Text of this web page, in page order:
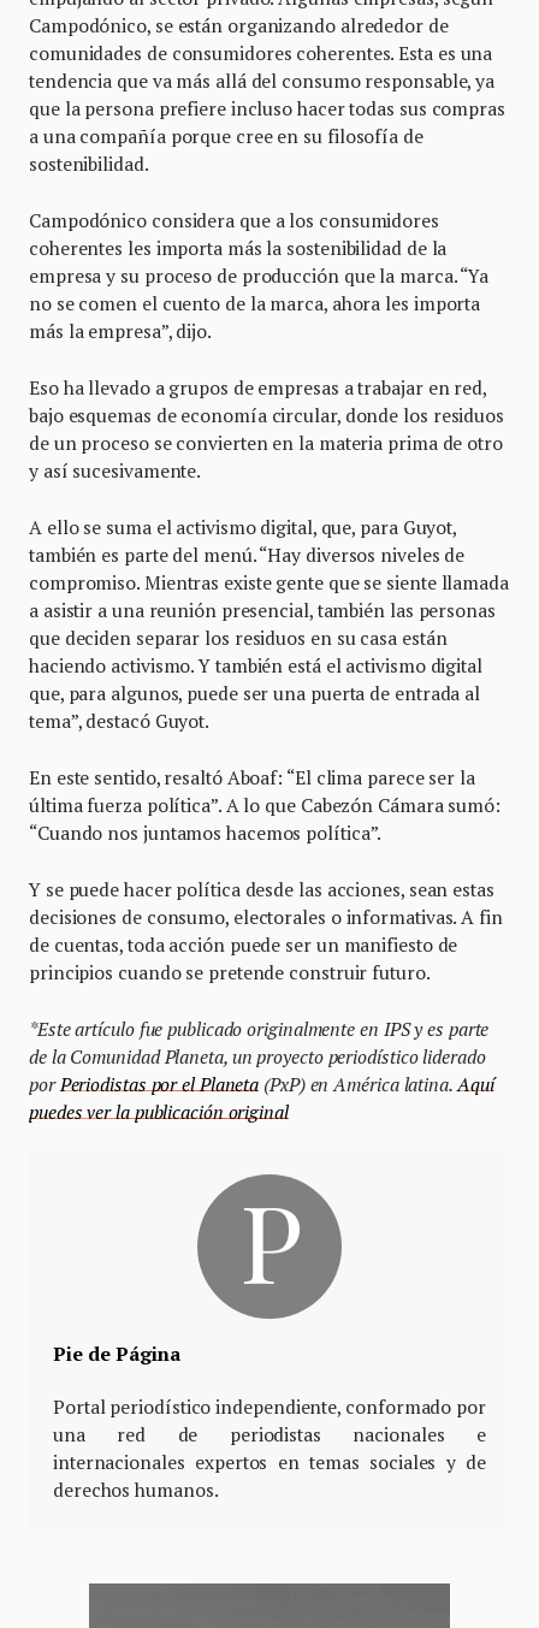
Campodónico, se están organizando alrededor de
comunidades de consumidores coherentes. Esta es una
tendencia que va más allá del consumo responsable, ya
que la persona prefiere incluso hacer todas sus compras
a una compañía porque cree en su filosofía de
sostenibilidad.
Campodónico considera que a los consumidores
coherentes les importa más la sostenibilidad de la
empresa y su proceso de producción que la marca. “Ya
no se comen el cuento de la marca, ahora les importa
más la empresa”, dijo.
Eso ha llevado a grupos de empresas a trabajar en red,
bajo esquemas de economía circular, donde los residuos
de un proceso se convierten en la materia prima de otro
y así sucesivamente.
A ello se suma el activismo digital, que, para Guyot,
también es parte del menú. “Hay diversos niveles de
compromiso. Mientras existe gente que se siente llamada
a asistir a una reunión presencial, también las personas
que deciden separar los residuos en su casa están
haciendo activismo. Y también está el activismo digital
que, para algunos, puede ser una puerta de entrada al
tema”, destacó Guyot.
En este sentido, resaltó Aboaf: “El clima parece ser la
última fuerza política”. A lo que Cabezón Cámara sumó:
“Cuando nos juntamos hacemos política”.
Y se puede hacer política desde las acciones, sean estas
decisiones de consumo, electorales o informativas. A fin
de cuentas, toda acción puede ser un manifiesto de
principios cuando se pretende construir futuro.
*Este artículo fue publicado originalmente en IPS y es parte
de la Comunidad Planeta, un proyecto periodístico liderado
porPeriodistas por el Planeta (PxP) en América latina.Aquí
puedes ver la publicación original
Pie de Página
Portal periodístico independiente, conformado por
una red de periodistas nacionales e
internacionales expertos en temas sociales y de
derechos humanos.